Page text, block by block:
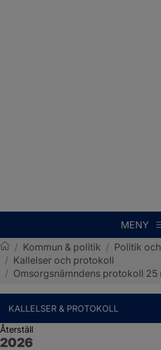
MENY
Sotenäs kommun
/ Kommun & politik / Politik
/ Kallelser och protokoll
/ Omsorgsnämndens protokoll 25
KALLELSER & PROTOKOLL
Återställ
År:
2026